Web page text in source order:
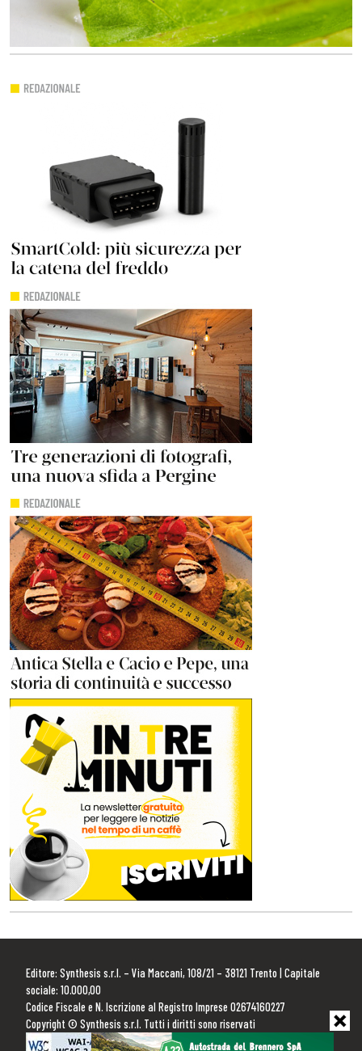
Editore: Synthesis s.r.l. – Via Maccani, 108/21 – 38121 Trento | Capitale
sociale: 10.000,00
Codice Fiscale e N. Iscrizione al Registro Imprese 02674160227
Copyright © Synthesis s.r.l. Tutti i diritti sono riservati